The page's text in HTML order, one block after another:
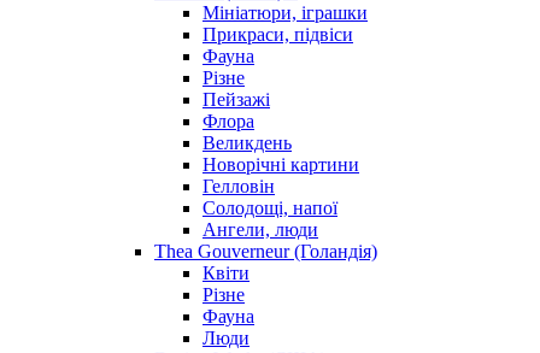
Мініатюри, іграшки
Прикраси, підвіси
Фауна
Різне
Пейзажі
Флора
Великдень
Новорічні картини
Гелловін
Солодощі, напої
Ангели, люди
Thea Gouverneur (Голандія)
Квіти
Різне
Фауна
Люди